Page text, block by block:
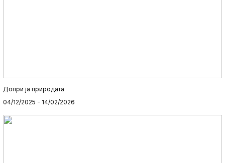
Допри ја природата
04/12/2025 - 14/02/2026